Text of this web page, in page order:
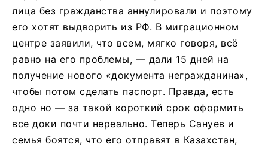
лица без гражданства аннулировали и поэтому
его хотят выдворить из РФ. В миграционном
центре заявили, что всем, мягко говоря, всё
равно на его проблемы, — дали 15 дней на
получение нового «документа негражданина»,
чтобы потом сделать паспорт. Правда, есть
одно но — за такой короткий срок оформить
все доки почти нереально. Теперь Сануев и
семья боятся, что его отправят в Казахстан,